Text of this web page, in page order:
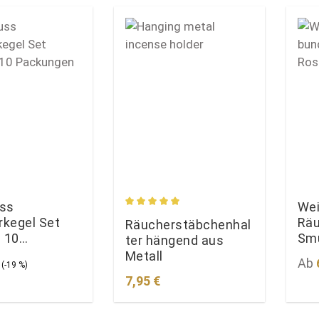
Set
10
Regulärer Preis:
(-19 %)
Durchschnittliche Bewertung von 5
Räucherstäbchenhal
ter hängend aus
Metall
Regulärer Preis:
7,95 €
Ab